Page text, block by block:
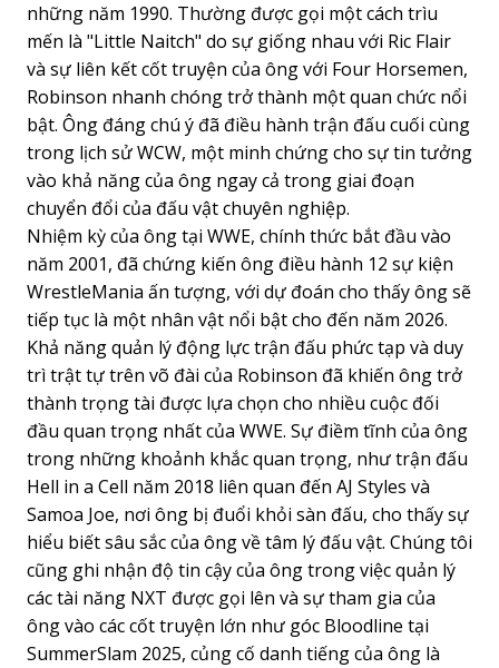
những năm 1990. Thường được gọi một cách trìu
mến là "Little Naitch" do sự giống nhau với Ric Flair
và sự liên kết cốt truyện của ông với Four Horsemen,
Robinson nhanh chóng trở thành một quan chức nổi
bật. Ông đáng chú ý đã điều hành trận đấu cuối cùng
trong lịch sử WCW, một minh chứng cho sự tin tưởng
vào khả năng của ông ngay cả trong giai đoạn
chuyển đổi của đấu vật chuyên nghiệp.
Nhiệm kỳ của ông tại WWE, chính thức bắt đầu vào
năm 2001, đã chứng kiến ông điều hành 12 sự kiện
WrestleMania ấn tượng, với dự đoán cho thấy ông sẽ
tiếp tục là một nhân vật nổi bật cho đến năm 2026.
Khả năng quản lý động lực trận đấu phức tạp và duy
trì trật tự trên võ đài của Robinson đã khiến ông trở
thành trọng tài được lựa chọn cho nhiều cuộc đối
đầu quan trọng nhất của WWE. Sự điềm tĩnh của ông
trong những khoảnh khắc quan trọng, như trận đấu
Hell in a Cell năm 2018 liên quan đến AJ Styles và
Samoa Joe, nơi ông bị đuổi khỏi sàn đấu, cho thấy sự
hiểu biết sâu sắc của ông về tâm lý đấu vật. Chúng tôi
cũng ghi nhận độ tin cậy của ông trong việc quản lý
các tài năng NXT được gọi lên và sự tham gia của
ông vào các cốt truyện lớn như góc Bloodline tại
SummerSlam 2025, củng cố danh tiếng của ông là